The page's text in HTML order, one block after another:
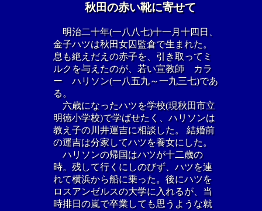
秋田の赤い靴に寄せて
明治二十年(一八八七)十一月十四日、
金子ハツは秋田女囚監倉で生まれた。
息も絶えだえの赤子を、引き取ってミ
ルクを与えたのが、若い宣教師 カラ
ー ハリソン(一八五九～一九三七)であ
る。
六歳になったハツを学校(現秋田市立
明徳小学校)で学ばせたく、ハリソンは
教え子の川井運吉に相談した。 結婚前
の運吉は分家してハツを養女にした。
ハリソンの帰国はハツが十二歳の
時。残して行くにしのびず、ハツを連
れて横浜から船に乗った。後にハツを
ロスアンゼルスの大学に入れるが、当
時排日の嵐で卒業しても思うような就